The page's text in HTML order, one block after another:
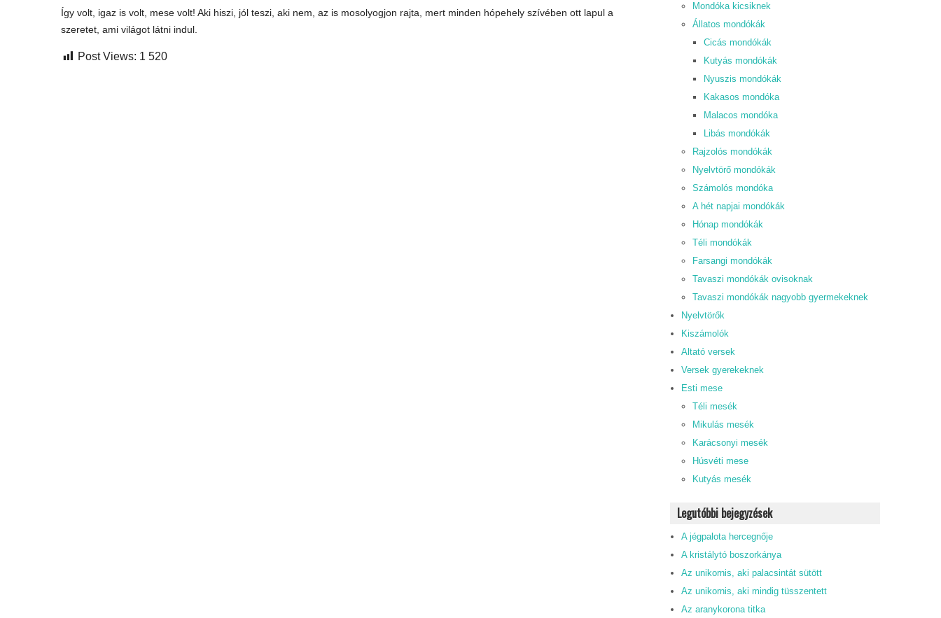
Így volt, igaz is volt, mese volt! Aki hiszi, jól teszi, aki nem, az is mosolyogjon rajta, mert minden hópehely szívében ott lapul a
szeretet, ami világot látni indul.
Post Views: 1 520
Mondóka kicsiknek
Állatos mondókák
Cicás mondókák
Kutyás mondókák
Nyuszis mondókák
Kakasos mondóka
Malacos mondóka
Libás mondókák
Rajzolós mondókák
Nyelvtörő mondókák
Számolós mondóka
A hét napjai mondókák
Hónap mondókák
Téli mondókák
Farsangi mondókák
Tavaszi mondókák ovisoknak
Tavaszi mondókák nagyobb gyermekeknek
Nyelvtörők
Kiszámolók
Altató versek
Versek gyerekeknek
Esti mese
Téli mesék
Mikulás mesék
Karácsonyi mesék
Húsvéti mese
Kutyás mesék
Legutóbbi bejegyzések
A jégpalota hercegnője
A kristálytó boszorkánya
Az unikornis, aki palacsintát sütött
Az unikornis, aki mindig tüsszentett
Az aranykorona titka